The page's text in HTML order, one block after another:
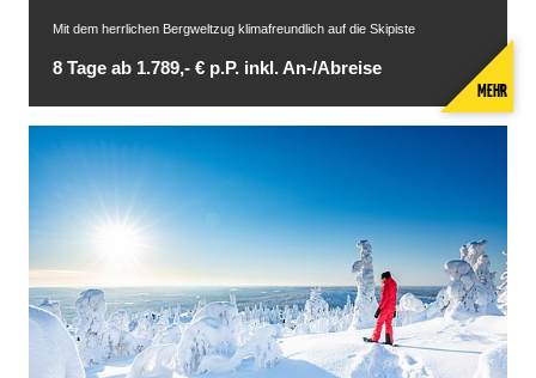
Mit dem herrlichen Bergweltzug klimafreundlich auf die Skipiste
8 Tage ab 1.789,- € p.P. inkl. An-/Abreise
MEHR